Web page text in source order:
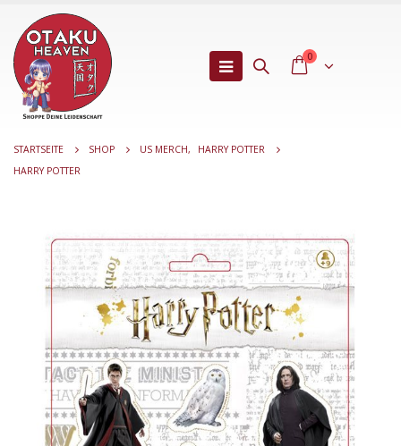
0
STARTSEITE SHOP US MERCH,
HARRY POTTER
HARRY POTTER